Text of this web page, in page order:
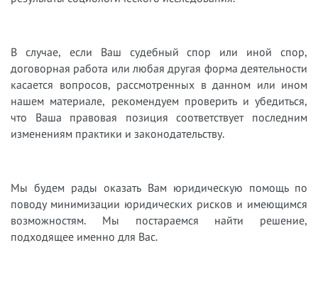
В случае, если Ваш судебный спор или иной спор,
договорная работа или любая другая форма деятельности
касается вопросов, рассмотренных в данном или ином
нашем материале, рекомендуем проверить и убедиться,
что Ваша правовая позиция соответствует последним
изменениям практики и законодательству.
Мы будем рады оказать Вам юридическую помощь по
поводу минимизации юридических рисков и имеющимся
возможностям. Мы постараемся найти решение,
подходящее именно для Вас.